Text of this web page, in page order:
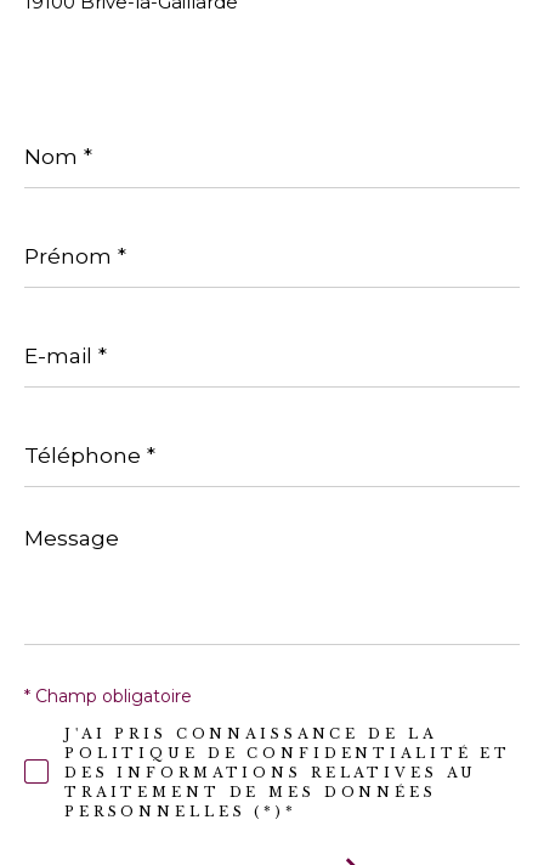
*
*
mail
*
*
Message
*
J'AI PRIS CONNAISSANCE DE LA
POLITIQUE DE CONFIDENTIALITÉ ET
DES INFORMATIONS RELATIVES AU
TRAITEMENT DE MES DONNÉES
PERSONNELLES (*)*
* Champ obligatoire